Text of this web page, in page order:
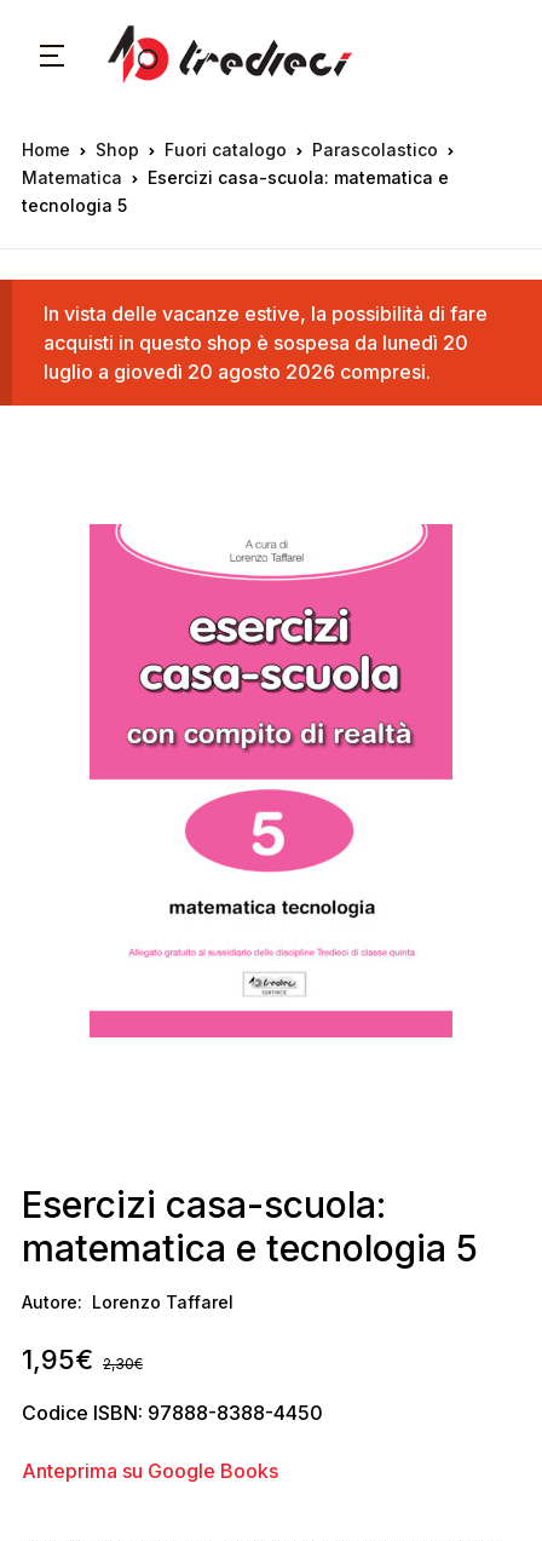
Home Shop Fuori catalogo
Parascolastico
Matematica
Esercizi casa-scuola: matematica e
tecnologia 5
In vista delle vacanze estive, la possibilità di fare
acquisti in questo shop è sospesa da lunedì 20
luglio a giovedì 20 agosto 2026 compresi.
Esercizi casa-scuola:
matematica e tecnologia 5
Autore: Lorenzo Taffarel
1,95€ 2,30€
Codice ISBN: 97888-8388-4450
Anteprima su Google Books